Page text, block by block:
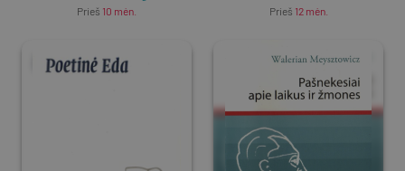
Prieš 10 mėn. Prieš 12 mėn.